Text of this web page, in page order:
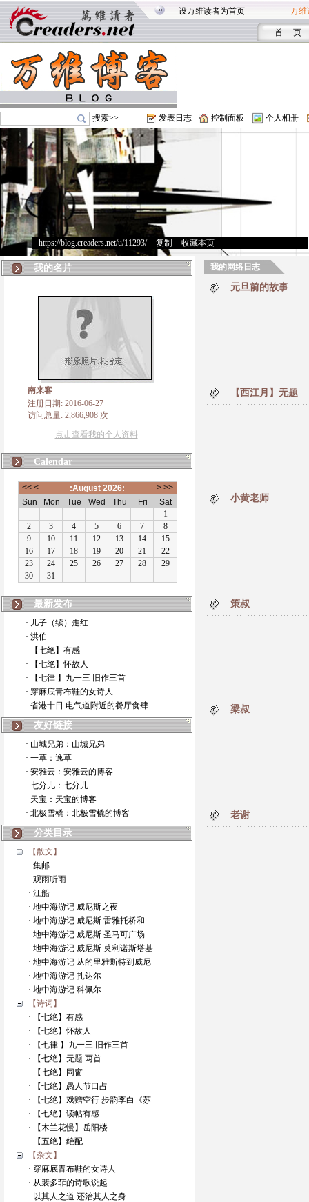
设万维读者为首页 万维
首 页
搜索>> 发表日志 控制面板 个人相册
https://blog.creaders.net/u/11293/> 复制 收藏本页
我的名片
南来客
注册日期: 2016-06-27
访问总量: 2,866,908 次
点击查看我的个人资料
Calendar
最新发布
· 儿子（续）走红
· 洪伯
· 【七绝】有感
· 【七绝】怀故人
· 【七律 】九一三 旧作三首
· 穿麻底青布鞋的女诗人
· 省港十日 电气道附近的餐厅食肆
友好链接
· 山城兄弟：山城兄弟
· 一草：逸草
· 安雅云：安雅云的博客
· 七分儿：七分儿
· 天宝：天宝的博客
· 北极雪橇：北极雪橇的博客
分类目录
【散文】
· 集邮
· 观雨听雨
· 江船
· 地中海游记 威尼斯之夜
· 地中海游记 威尼斯 雷雅托桥和
· 地中海游记 威尼斯 圣马可广场
· 地中海游记 威尼斯 莫利诺斯塔基
· 地中海游记 从的里雅斯特到威尼
· 地中海游记 扎达尔
· 地中海游记 科佩尔
【诗词】
· 【七绝】有感
· 【七绝】怀故人
· 【七律 】九一三 旧作三首
· 【七绝】无题 两首
· 【七绝】同窗
· 【七绝】愚人节口占
· 【七绝】戏赠空行 步韵李白《苏
· 【七绝】读帖有感
· 【木兰花慢】岳阳楼
· 【五绝】绝配
【杂文】
· 穿麻底青布鞋的女诗人
· 从裴多菲的诗歌说起
· 以其人之道 还治其人之身
我的网络日志
元旦前的故事
【西江月】无题
小黄老师
策叔
梁叔
老谢